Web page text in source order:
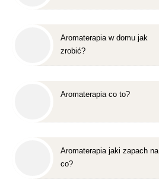
Aromaterapia w domu jak
zrobić?
Aromaterapia co to?
Aromaterapia jaki zapach na
co?